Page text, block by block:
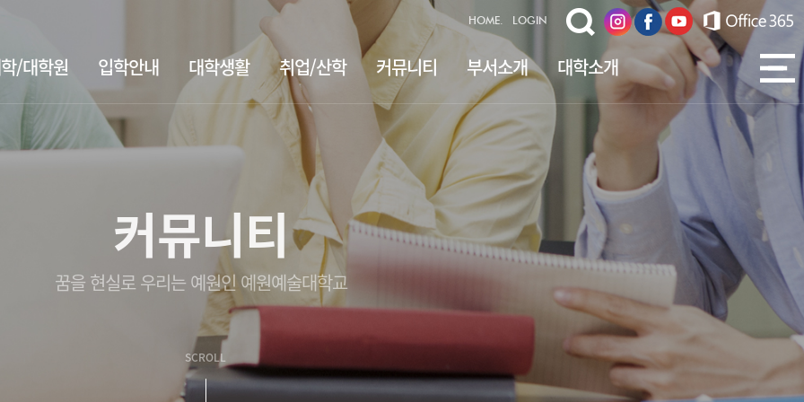
HOME. LOGIN
/대학원 입학안내 대학생활 취업/산학 커뮤니티 부서소개 대학소개
커뮤니티
꿈을 현실로 우리는 예원인 예원예술대학교
SCROLL